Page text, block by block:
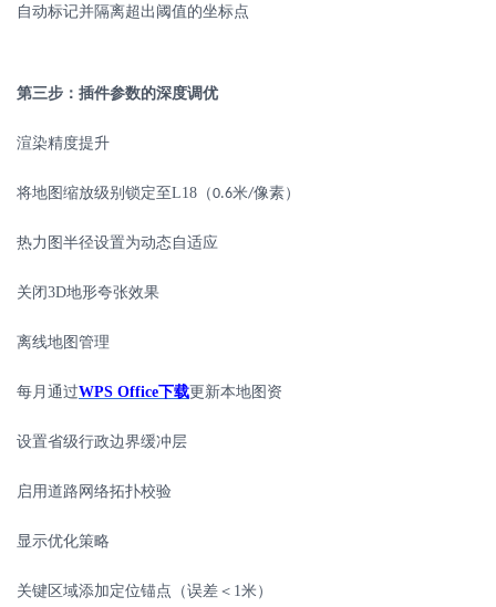
自动标记并隔离超出阈值的坐标点
第三步：插件参数的深度调优
渲染精度提升
将地图缩放级别锁定至L18 （0.6米/像素）
热力图半径设置为动态自适应
关闭3D地形夸张效果
离线地图管理
每月通过WPS Office下载更新本地图资
设置省级行政边界缓冲层
启用道路网络拓扑校验
显示优化策略
关键区域添加定位锚点（误差＜ 1米）